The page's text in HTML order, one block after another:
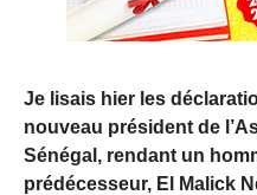
Je lisais hier les
nouveau président de
Sénégal, rendant un
prédécesseur, El Malick